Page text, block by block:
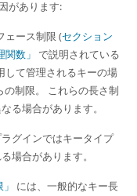
があります:
ェース制限 (セクション
数」 で説明されている
して管理されるキーの場
制限。 これらの長さ制
る場合があります。
グインではキータイプ
場合があります。
には、一般的なキー長